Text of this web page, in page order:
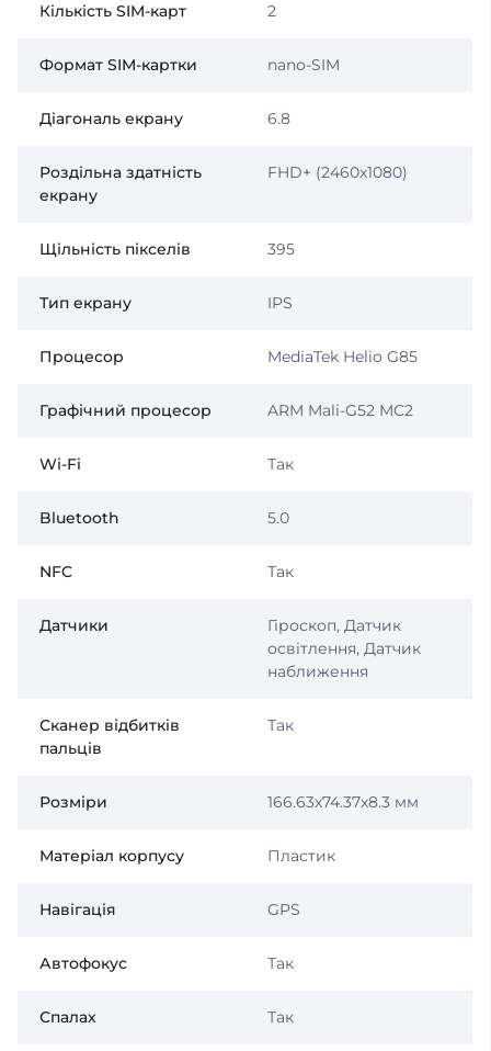
Кількість SIM-карт 2
Формат SIM-картки nano-SIM
Діагональ екрану 6.8
Роздільна здатність
екрану
FHD+ (2460х1080)
Щільність пікселів 395
Тип екрану IPS
Процесор MediaTek Helio G85
Графічний процесор ARM Mali-G52 MC2
Wi-Fi Так
Bluetooth 5.0
NFC Так
Датчики
Гіроскоп, Датчик
освітлення, Датчик
наближення
Сканер відбитків
пальців
Так
Розміри 166.63x74.37x8.3 мм
Матеріал корпусу Пластик
Навігація GPS
Автофокус Так
Спалах Так